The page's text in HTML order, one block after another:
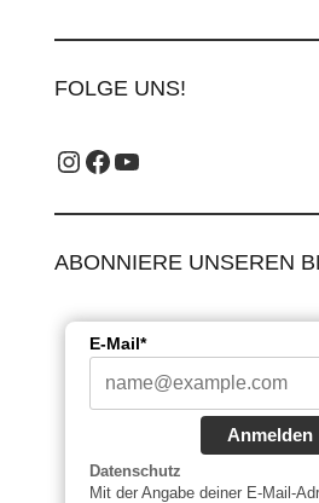
FOLGE UNS!
Instagram_label
Facebook-LabelYouTube-Label
ABONNIERE UNSEREN
E-Mail*
Anmelden
Datenschutz
Mit der Angabe deiner E-Mail-